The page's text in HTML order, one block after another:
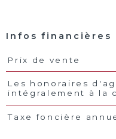
Infos financières
Caractéristiques Valeurs
Prix de vente
Les honoraires
intégralement à la
Taxe foncière